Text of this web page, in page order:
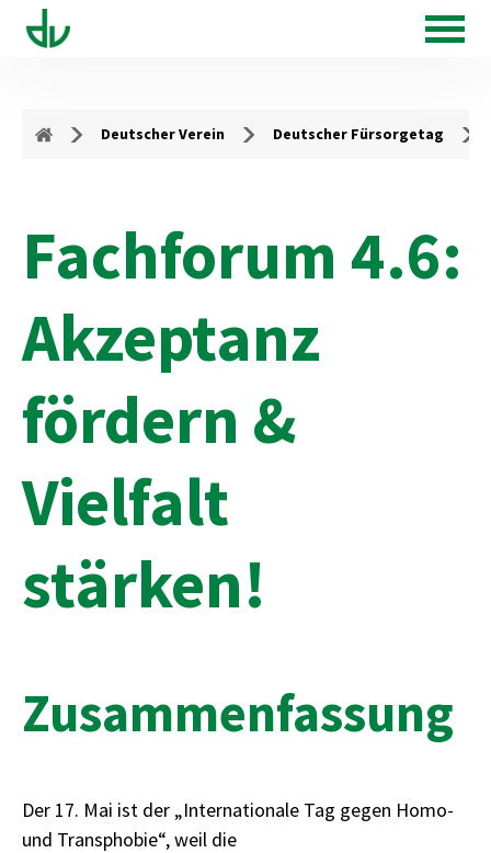
Deutscher Verein Deutscher Fürsorgetag
Fachforum 4.6:
Akzeptanz
fördern &
Vielfalt
stärken!
Zusammenfassung
Der 17. Mai ist der „Internationale Tag gegen Homo-
und Transphobie“, weil die